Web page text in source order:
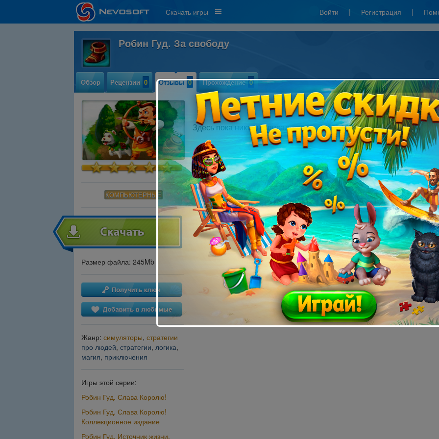
Скачать игры Войти | Регистрация |
Робин Гуд. За свободу
Обзор Рецензии 0 Отзывы 0 Прохождение 0
КОМПЬЮТЕРНЫЕ
Размер файла: 245Mb
Жанр: симуляторы, стратегии
про людей, стратегии, логика,
магия, приключения
Игры этой серии:
Робин Гуд. Слава Королю!
Робин Гуд. Слава Королю!
Коллекционное издание
Робин Гуд. Источник жизни.
Написать отзыв
Здесь пока никто не писал